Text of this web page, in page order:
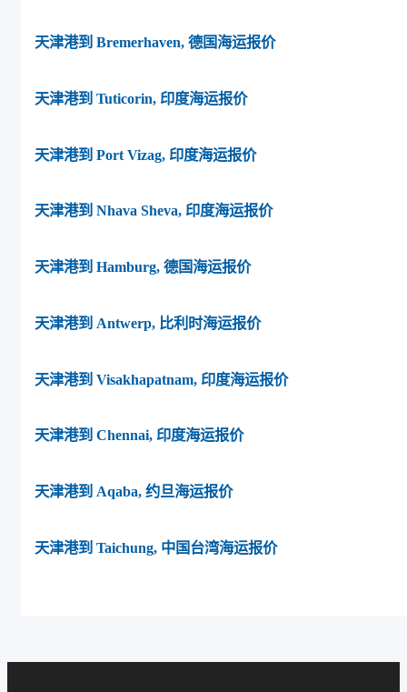
天津港到 Bremerhaven, 德国海运报价
天津港到 Tuticorin, 印度海运报价
天津港到 Port Vizag, 印度海运报价
天津港到 Nhava Sheva, 印度海运报价
天津港到 Hamburg, 德国海运报价
天津港到 Antwerp, 比利时海运报价
天津港到 Visakhapatnam, 印度海运报价
天津港到 Chennai, 印度海运报价
天津港到 Aqaba, 约旦海运报价
天津港到 Taichung, 中国台湾海运报价